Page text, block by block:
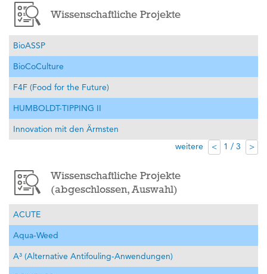
Wissenschaftliche Projekte
BioASSP
BioCoCulture
F4F (Food for the Future)
HUMBOLDT-TIPPING II
Innovation mit den Ärmsten
weitere
< 1 / 3 >
Wissenschaftliche Projekte
(abgeschlossen, Auswahl)
ACUTE
Aqua-Weed
A³ (Alternative Antifouling-Anwendungen)